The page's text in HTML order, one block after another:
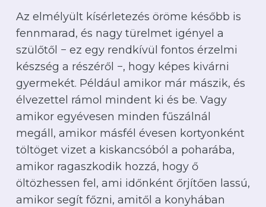
Az elmélyült kísérletezés öröme később is
fennmarad, és nagy türelmet igényel a
szülőtől − ez egy rendkívül fontos érzelmi
készség a részéről −, hogy képes kivárni
gyermekét. Például amikor már mászik, és
élvezettel rámol mindent ki és be. Vagy
amikor egyévesen minden fűszálnál
megáll, amikor másfél évesen kortyonként
töltöget vizet a kiskancsóból a poharába,
amikor ragaszkodik hozzá, hogy ő
öltözhessen fel, ami időnként őrjítően lassú,
amikor segít főzni, amitől a konyhában